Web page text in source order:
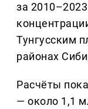
за
Тунгусским
районах
Расчёты
— около 1,1